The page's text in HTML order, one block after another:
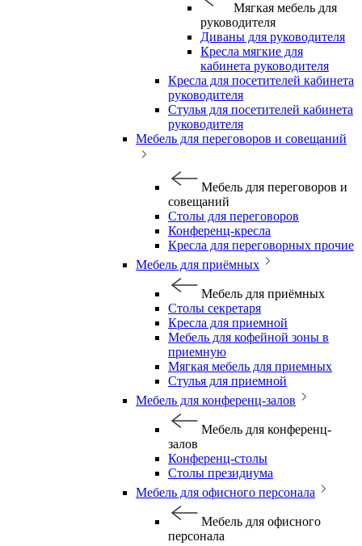
Мягкая мебель для
руководителя
Диваны для руководителя
Кресла мягкие для
кабинета руководителя
Кресла для посетителей кабинета
руководителя
Стулья для посетителей кабинета
руководителя
Мебель для переговоров и совещаний
Мебель для переговоров и
совещаний
Столы для переговоров
Конференц-кресла
Кресла для переговорных прочие
Мебель для приёмных
Мебель для приёмных
Столы секретаря
Кресла для приемной
Мебель для кофейной зоны в
приемную
Мягкая мебель для приемных
Стулья для приемной
Мебель для конференц-залов
Мебель для конференц-
залов
Конференц-столы
Столы президиума
Мебель для офисного персонала
Мебель для офисного
персонала